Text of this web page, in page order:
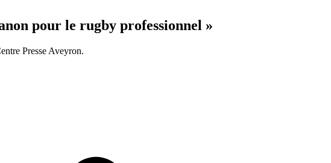
pour le rugby professionnel »
Presse Aveyron.